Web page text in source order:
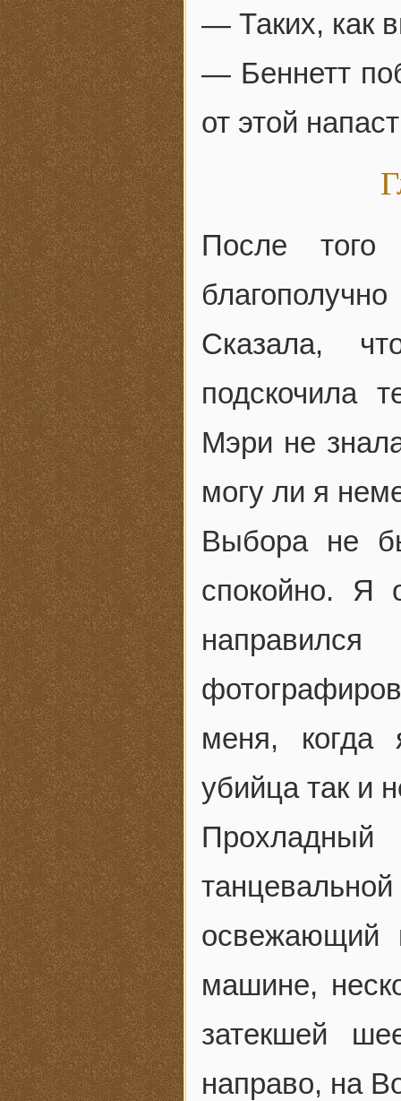
— Таких, как
— Беннетт
от этой
После
Сказала,
подскочила
Мэри не
могу ли я
Выбора не
спокойно. Я
меня, когда
убийца так и
Прохладный
освежающий
машине,
затекшей
направо, на